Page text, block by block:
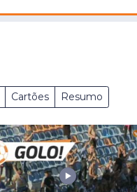
Cartões Resumo